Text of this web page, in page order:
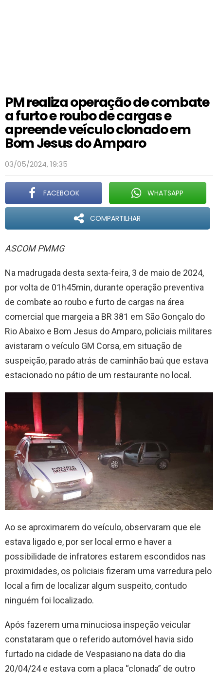
PM realiza operação de combate
a furto e roubo de cargas e
apreende veículo clonado em
Bom Jesus do Amparo
03/05/2024, 19:35
FACEBOOK WHATSAPP
COMPARTILHAR
ASCOM PMMG
Na madrugada desta sexta-feira, 3 de maio de 2024,
por volta de 01h45min, durante operação preventiva
de combate ao roubo e furto de cargas na área
comercial que margeia a BR 381 em São Gonçalo do
Rio Abaixo e Bom Jesus do Amparo, policiais militares
avistaram o veículo GM Corsa, em situação de
suspeição, parado atrás de caminhão baú que estava
estacionado no pátio de um restaurante no local.
Ao se aproximarem do veículo, observaram que ele
estava ligado e, por ser local ermo e haver a
possibilidade de infratores estarem escondidos nas
proximidades, os policiais fizeram uma varredura pelo
local a fim de localizar algum suspeito, contudo
ninguém foi localizado.
Após fazerem uma minuciosa inspeção veicular
constataram que o referido automóvel havia sido
furtado na cidade de Vespasiano na data do dia
20/04/24 e estava com a placa “clonada” de outro